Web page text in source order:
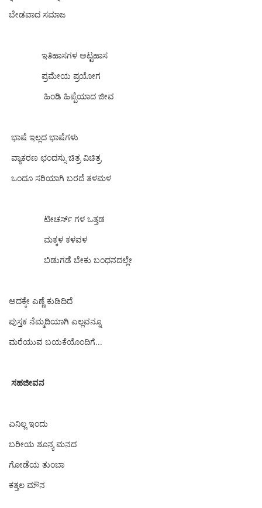
ಬೇಡವಾದ ಸಮಾಜ
ಇತಿಹಾಸಗಳ ಅಟ್ಟಹಾಸ
ಪ್ರಮೇಯ ಪ್ರಯೋಗ
ಹಿಂಡಿ‌ ಹಿಪ್ಪೆಯಾದ ಜೀವ
ಭಾಷೆ ಇಲ್ಲದ ಭಾಷೆಗಳು
ವ್ಯಾಕರಣ ಛಂದಸ್ಸು ಚಿತ್ರ ವಿಚಿತ್ರ
ಒಂದೂ ಸರಿಯಾಗಿ ಬರದೆ‌ ತಳಮಳ
ಟೀಚರ್ಸ್ ಗಳ ಒತ್ತಡ
‌‌ ಮಕ್ಕಳ ಕಳವಳ
ಬಿಡುಗಡೆ ಬೇಕು ಬಂಧನದಲ್ಲೇ
ಅದಕ್ಕೇ ಎಣ್ಣೆ ಕುಡಿದಿದೆ
ಪುಸ್ತಕ ನೆಮ್ಮದಿಯಾಗಿ ಎಲ್ಲವನ್ನೂ
ಮರೆಯುವ ಬಯಕೆಯೊಂದಿಗೆ...
ಸಹಜೀವನ
ಏನಿಲ್ಲ ಇಂದು
ಬರೀಯ ಶೂನ್ಯ ಮನದ
ಗೋಡೆಯ ‌ತುಂಬಾ
ಕತ್ತಲ ಮೌನ